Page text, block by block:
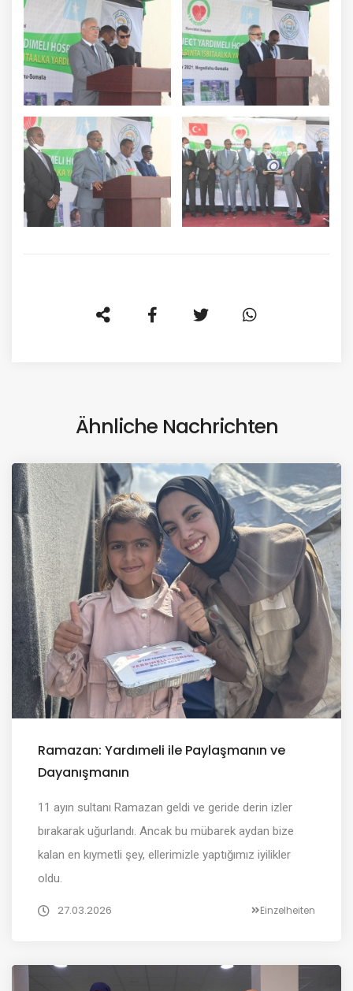
Ähnliche Nachrichten
Ramazan: Yardımeli ile Paylaşmanın ve
Dayanışmanın
11 ayın sultanı Ramazan geldi ve geride derin izler
bırakarak uğurlandı. Ancak bu mübarek aydan bize
kalan en kıymetli şey, ellerimizle yaptığımız iyilikler
oldu.
27.03.2026 Einzelheiten